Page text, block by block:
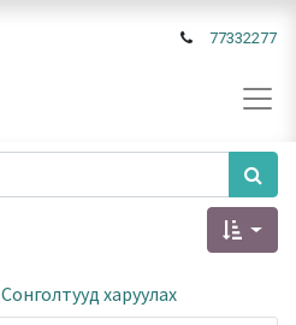
77332277
Сонголтууд харуулах